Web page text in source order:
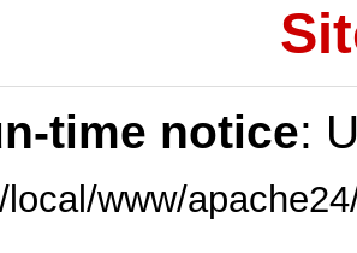
time notice:
www/